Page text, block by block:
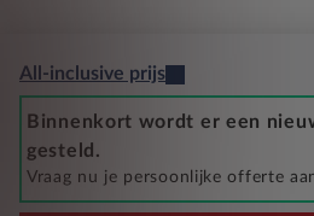
All-inclusive prijs
Binnenkort wordt er een
gesteld.
Vraag nu je persoonlijke offerte